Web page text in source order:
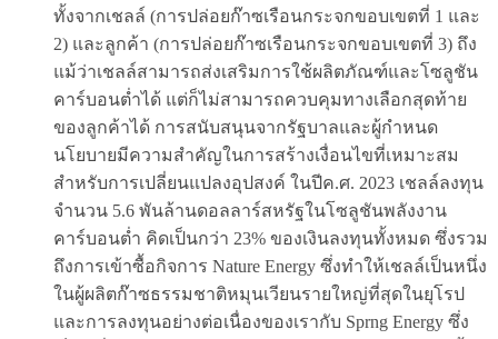
ทั้งจากเชลล์ (การปล่อยก๊าซเรือนกระจกขอบเขตที่ 1 และ
2) และลูกค้า (การปล่อยก๊าซเรือนกระจกขอบเขตที่ 3) ถึง
แม้ว่าเชลล์สามารถส่งเสริมการใช้ผลิตภัณฑ์และโซลูชัน
คาร์บอนต่ำได้ แต่ก็ไม่สามารถควบคุมทางเลือกสุดท้าย
ของลูกค้าได้ การสนับสนุนจากรัฐบาลและผู้กำหนด
นโยบายมีความสำคัญในการสร้างเงื่อนไขที่เหมาะสม
สำหรับการเปลี่ยนแปลงอุปสงค์ ในปีค.ศ. 2023 เชลล์ลงทุน
จำนวน 5.6 พันล้านดอลลาร์สหรัฐในโซลูชันพลังงาน
คาร์บอนต่ำ คิดเป็นกว่า 23% ของเงินลงทุนทั้งหมด ซึ่งรวม
ถึงการเข้าซื้อกิจการ Nature Energy ซึ่งทำให้เชลล์เป็นหนึ่ง
ในผู้ผลิตก๊าซธรรมชาติหมุนเวียนรายใหญ่ที่สุดในยุโรป
และการลงทุนอย่างต่อเนื่องของเรากับ Sprng Energy ซึ่ง